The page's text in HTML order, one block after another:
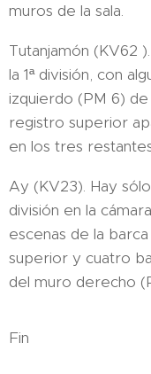
muros de la sala.
Tutanjamón (KV62
la 1ª división, con
izquierdo (PM 6)
registro superior
en los tres
Ay (KV23). Hay
división en la
escenas de la
superior y cuatro
del muro derecho
Fin